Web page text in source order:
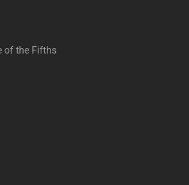
of the Fifths